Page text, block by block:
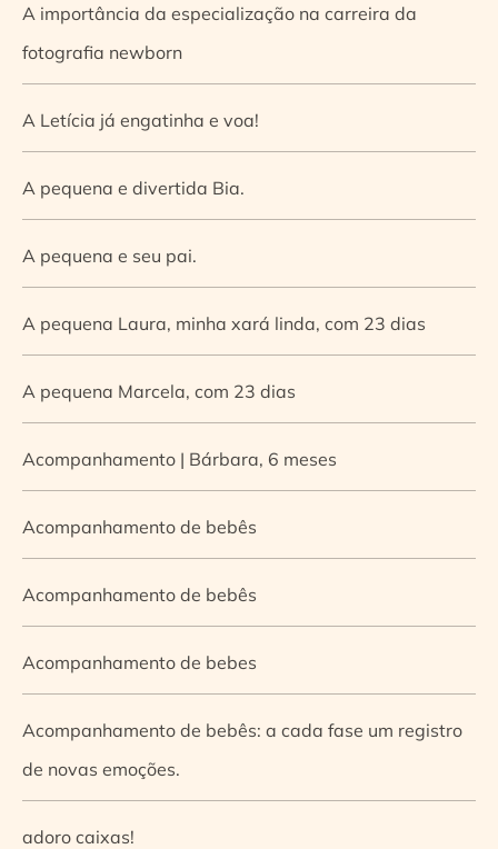
A importância da especialização na carreira da
fotografia newborn
A Letícia já engatinha e voa!
A pequena e divertida Bia.
A pequena e seu pai.
A pequena Laura, minha xará linda, com 23 dias
A pequena Marcela, com 23 dias
Acompanhamento | Bárbara, 6 meses
Acompanhamento de bebês
Acompanhamento de bebês
Acompanhamento de bebes
Acompanhamento de bebês: a cada fase um registro
de novas emoções.
adoro caixas!